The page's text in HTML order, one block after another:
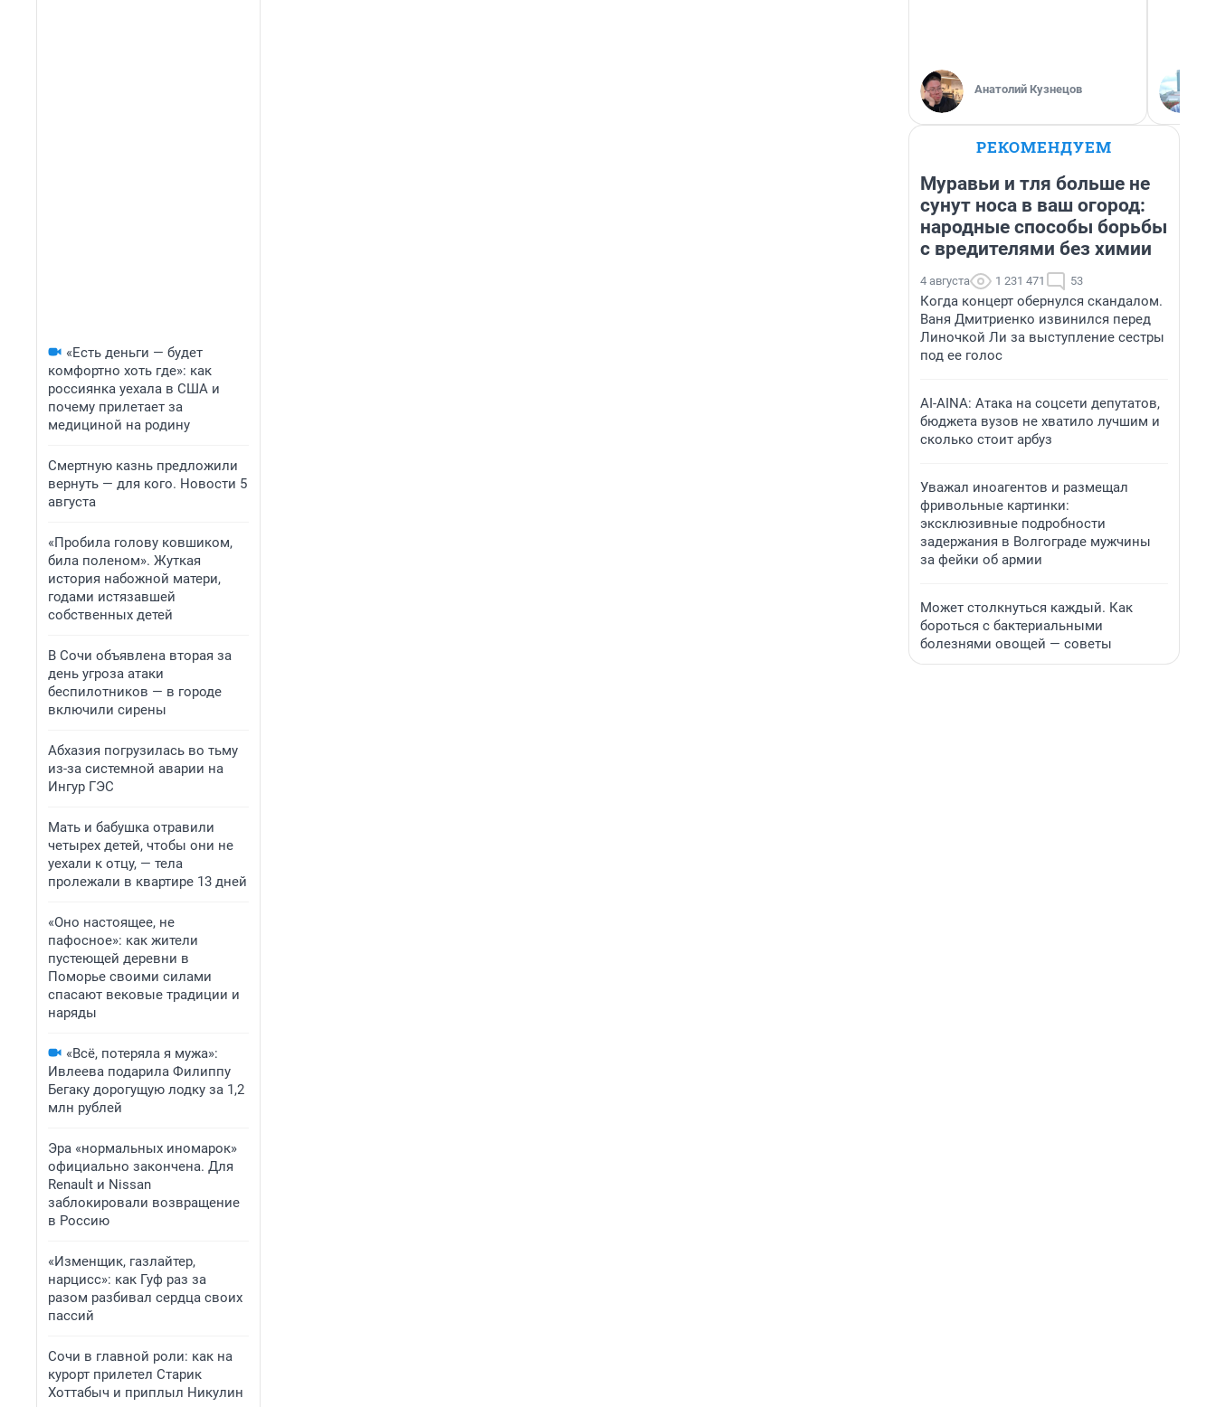
«Есть деньги — будет
комфортно хоть где»: как
россиянка уехала в США и
почему прилетает за
медициной на родину
Смертную казнь предложили
вернуть — для кого. Новости 5
августа
«Пробила голову ковшиком,
била поленом». Жуткая
история набожной матери,
годами истязавшей
собственных детей
В Сочи объявлена вторая за
день угроза атаки
беспилотников — в городе
включили сирены
Абхазия погрузилась во тьму
из-за системной аварии на
Ингур ГЭС
Мать и бабушка отравили
четырех детей, чтобы они не
уехали к отцу, — тела
пролежали в квартире 13 дней
«Оно настоящее, не
пафосное»: как жители
пустеющей деревни в
Поморье своими силами
спасают вековые традиции и
наряды
«Всё, потеряла я мужа»:
Ивлеева подарила Филиппу
Бегаку дорогущую лодку за 1,2
млн рублей
Эра «нормальных иномарок»
официально закончена. Для
Renault и Nissan
заблокировали возвращение
в Россию
«Изменщик, газлайтер,
нарцисс»: как Гуф раз за
разом разбивал сердца своих
пассий
Сочи в главной роли: как на
курорт прилетел Старик
Хоттабыч и приплыл Никулин
Анатолий Кузнецов
РЕКОМЕНДУЕМ
Муравьи и тля больше не
сунут носа в ваш огород:
народные способы борьбы
с вредителями без химии
4 августа 1 231 471 53
Когда концерт обернулся скандалом.
Ваня Дмитриенко извинился перед
Линочкой Ли за выступление сестры
под ее голос
AI-AINA: Атака на соцсети депутатов,
бюджета вузов не хватило лучшим и
сколько стоит арбуз
Уважал иноагентов и размещал
фривольные картинки:
эксклюзивные подробности
задержания в Волгограде мужчины
за фейки об армии
Может столкнуться каждый. Как
бороться с бактериальными
болезнями овощей — советы